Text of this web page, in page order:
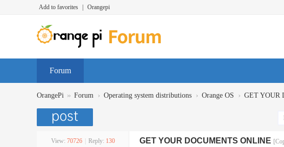
Add to favorites Orangepi
Forum
OrangePi » Forum › Operating system distributions › Orange OS › GET YOUR
View: 70726 Reply: 130 GET YOUR DOCUMENTS ONLINE